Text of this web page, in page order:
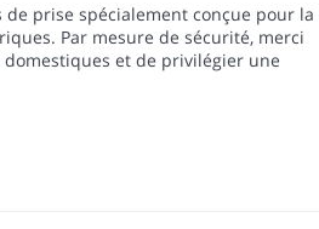
de prise spécialement conçue pour la
Par mesure de sécurité, merci
et de privilégier une